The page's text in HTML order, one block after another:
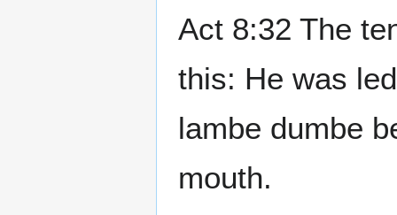
Act 8:32 The
this: He was
lambe dumbe
mouth.